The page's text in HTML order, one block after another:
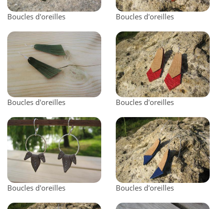
Boucles d'oreilles Boucles d'oreilles
Boucles d'oreilles Boucles d'oreilles
Boucles d'oreilles Boucles d'oreilles